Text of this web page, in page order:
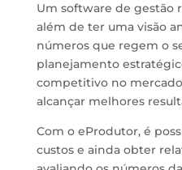
Um software de gestão
além de ter uma visão
números que regem o
planejamento
competitivo no
alcançar melhores
Com o eProdutor, é
custos e ainda obter